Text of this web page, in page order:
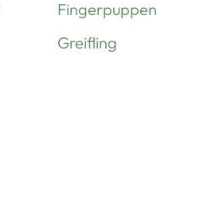
Fingerpuppen
Greifling